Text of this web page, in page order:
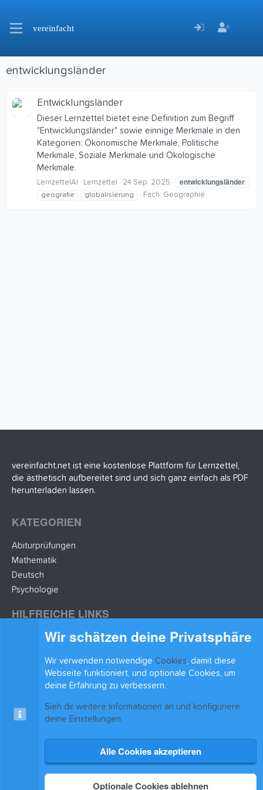
vereinfacht
entwicklungsländer
Entwicklungsländer
Dieser Lernzettel bietet eine Definition zum Begriff
"Entwicklungsländer" sowie einnige Merkmale in den
Kategorien: Ökonomische Merkmale, Politische
Merkmale, Soziale Merkmale und Ökologische
Merkmale.
LernzettelAI Lernzettel 24 Sep. 2025 entwicklungsländer
geografie globalisierung Fach: Geographie
vereinfacht.net ist eine kostenlose Plattform für Lernzettel,
die ästhetisch aufbereitet sind und sich ganz einfach als PDF
herunterladen lassen.
KATEGORIEN
Abiturprüfungen
Mathematik
Deutsch
Psychologie
HILFREICHE LINKS
Lernzettel hochladen
BLEIB AUF DEM LAUFENDEN
xenAwsome-GradientHeader
Kontakt
Nutzungsbedingungen
Datenschutz Hilfe & Support Start
Community platform by XenForo
Wir schätzen deine Privatsphäre
Wir verwenden notwendige Cookies, damit diese
Webseite funktioniert, und optionale Cookies, um
deine Erfahrung zu verbessern.
Sieh dir weitere Informationen an und konfiguriere
deine Einstellungen
Alle Cookies akzeptieren
Optionale Cookies ablehnen